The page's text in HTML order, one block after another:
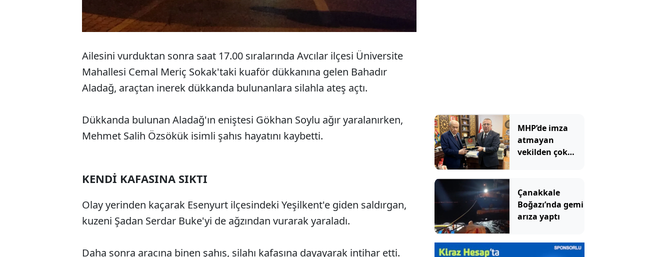
Ailesini vurduktan sonra saat 17.00 sıralarında Avcılar ilçesi Üniversite
Mahallesi Cemal Meriç Sokak'taki kuaför dükkanına gelen Bahadır
Aladağ, araçtan inerek dükkanda bulunanlara silahla ateş açtı.
Dükkanda bulunan Aladağ'ın eniştesi Gökhan Soylu ağır yaralanırken,
Mehmet Salih Özsökük isimli şahıs hayatını kaybetti.
KENDİ KAFASINA SIKTI
Olay yerinden kaçarak Esenyurt ilçesindeki Yeşilkent'e giden saldırgan,
kuzeni Şadan Serdar Buke'yi de ağzından vurarak yaraladı.
Daha sonra aracına binen şahıs, silahı kafasına dayayarak intihar etti.
MHP’de imza
atmayan
vekilden çok
canım var
Çanakkale
Boğazı’nda gemi
arıza yaptı